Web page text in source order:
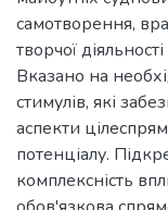
самотворення,
творчої
Вказано на
стимулів, які
аспекти
потенціалу.
комплексність